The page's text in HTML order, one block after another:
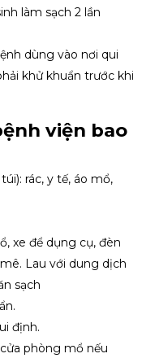
làm sạch 2 lần
dùng vào nơi qui
khử khuẩn trước khi
viện bao
rác, y tế, áo mổ,
xe để dụng cụ, đèn
Lau với dung dịch
sạch
định.
phòng mổ nếu